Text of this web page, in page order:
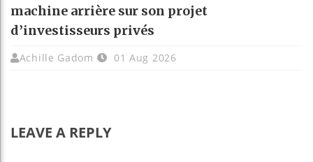
machine arrière sur son projet
d’investisseurs privés
Achille Gadom 01 Aug 2026
LEAVE A REPLY